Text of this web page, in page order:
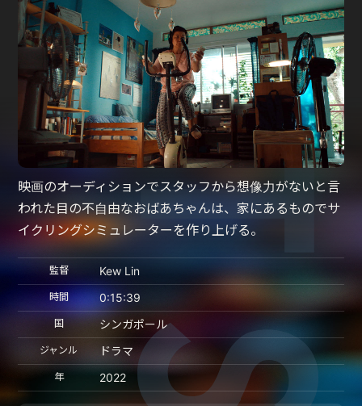
映画のオーディションでスタッフから想像力がないと言
われた目の不自由なおばあちゃんは、家にあるものでサ
イクリングシミュレーターを作り上げる。
監督 Kew Lin
時間 0:15:39
国 シンガポール
ジャンル ドラマ
年 2022